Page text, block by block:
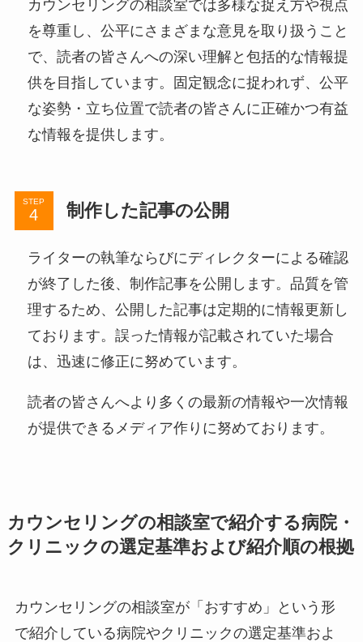
カウンセリングの相談室では多様な捉え方や視点
を尊重し、公平にさまざまな意見を取り扱うこと
で、読者の皆さんへの深い理解と包括的な情報提
供を目指しています。固定観念に捉われず、公平
な姿勢・立ち位置で読者の皆さんに正確かつ有益
な情報を提供します。
STEP 制作した記事の公開
ライターの執筆ならびにディレクターによる確認
が終了した後、制作記事を公開します。品質を管
理するため、公開した記事は定期的に情報更新し
ております。誤った情報が記載されていた場合
は、迅速に修正に努めています。
読者の皆さんへより多くの最新の情報や一次情報
が提供できるメディア作りに努めております。
カウンセリングの相談室で紹介する病院・
クリニックの選定基準および紹介順の根拠
カウンセリングの相談室が「おすすめ」という形
で紹介している病院やクリニックの選定基準およ